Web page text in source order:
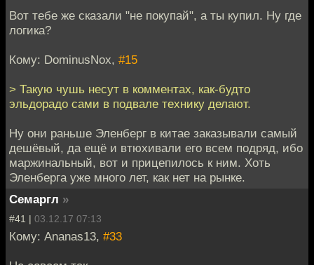
Вот тебе же сказали "не покупай", а ты купил. Ну где
логика?
Кому: DominusNox, #15
> Такую чушь несут в комментах, как-будто
эльдорадо сами в подвале технику делают.
Ну они раньше Эленберг в китае заказывали самый
дешёвый, да ещё и втюхивали его всем подряд, ибо
маржинальный, вот и прицепилось к ним. Хоть
Эленберга уже много лет, как нет на рынке.
Семаргл »
#41 | 03.12.17 07:13
Кому: Ananas13, #33